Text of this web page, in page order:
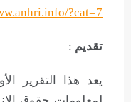
?cat=7
تقديم:
يعد هذا التقرير